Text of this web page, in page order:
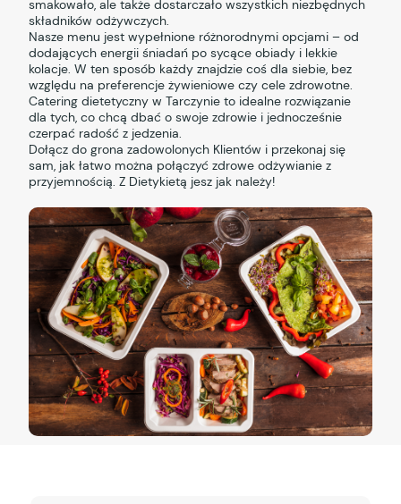
smakowało, ale także dostarczało wszystkich niezbędnych
składników odżywczych.
Nasze menu jest wypełnione różnorodnymi opcjami – od
dodających energii śniadań po sycące obiady i lekkie
kolacje. W ten sposób każdy znajdzie coś dla siebie, bez
względu na preferencje żywieniowe czy cele zdrowotne.
Catering dietetyczny w Tarczynie to idealne rozwiązanie
dla tych, co chcą dbać o swoje zdrowie i jednocześnie
czerpać radość z jedzenia.
Dołącz do grona zadowolonych Klientów i przekonaj się
sam, jak łatwo można połączyć zdrowe odżywianie z
przyjemnością. Z Dietykietą jesz jak należy!